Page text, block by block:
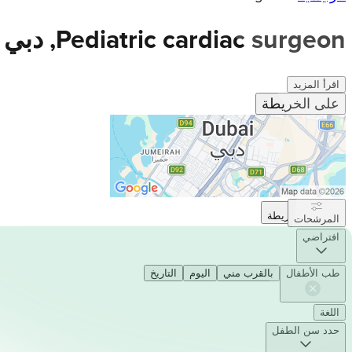
Pediatric cardiac surgeon, دبي
اقرأ المزيد
على الخريطة
على الخريطة
المرشحات
افتراضي
طب الأطفال بالقرب مني اليوم التاريخ
اللغة
حدد سن الطفل